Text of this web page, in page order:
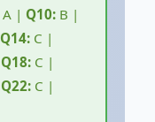
A | Q10: B |
Q14: C |
Q18: C |
Q22: C |